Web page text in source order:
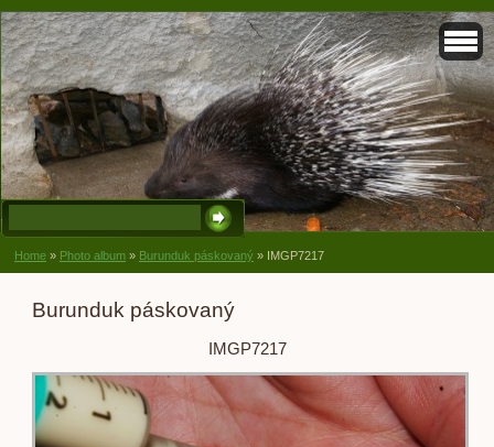
Home » Photo album » Burunduk páskovaný » IMGP7217
Burunduk páskovaný
IMGP7217